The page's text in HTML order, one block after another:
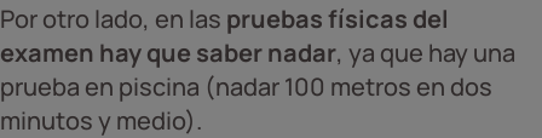
Por otro lado, en las pruebas físicas del
examen hay que saber nadar, ya que hay una
prueba en piscina (nadar 100 metros en dos
minutos y medio).